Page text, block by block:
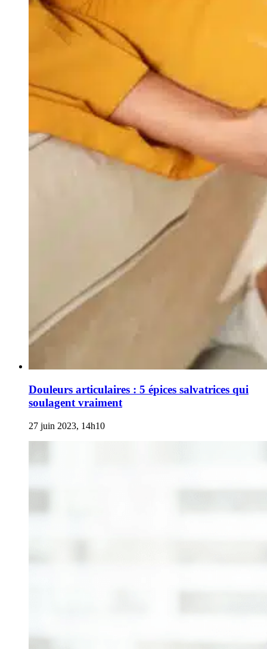
Douleurs articulaires : 5 épices salvatrices qui
soulagent vraiment
27 juin 2023, 14h10